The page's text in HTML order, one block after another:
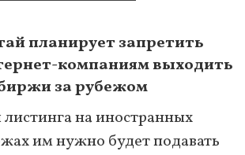
планирует запретить
компаниям выходить
за рубежом
на иностранных
им нужно будет подавать